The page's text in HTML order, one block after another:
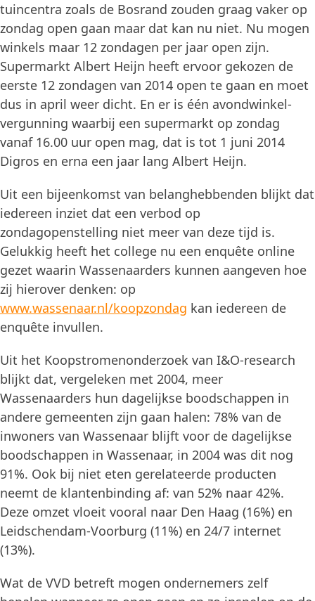
tuincentra zoals de Bosrand zouden graag vaker op
zondag open gaan maar dat kan nu niet. Nu mogen
winkels maar 12 zondagen per jaar open zijn.
Supermarkt Albert Heijn heeft ervoor gekozen de
eerste 12 zondagen van 2014 open te gaan en moet
dus in april weer dicht. En er is één avondwinkel-
vergunning waarbij een supermarkt op zondag
vanaf 16.00 uur open mag, dat is tot 1 juni 2014
Digros en erna een jaar lang Albert Heijn.
Uit een bijeenkomst van belanghebbenden blijkt dat
iedereen inziet dat een verbod op
zondagopenstelling niet meer van deze tijd is.
Gelukkig heeft het college nu een enquête online
gezet waarin Wassenaarders kunnen aangeven hoe
zij hierover denken: op
www.wassenaar.nl/koopzondag kan iedereen de
enquête invullen.
Uit het Koopstromenonderzoek van I&O-research
blijkt dat, vergeleken met 2004, meer
Wassenaarders hun dagelijkse boodschappen in
andere gemeenten zijn gaan halen: 78% van de
inwoners van Wassenaar blijft voor de dagelijkse
boodschappen in Wassenaar, in 2004 was dit nog
91%. Ook bij niet eten gerelateerde producten
neemt de klantenbinding af: van 52% naar 42%.
Deze omzet vloeit vooral naar Den Haag (16%) en
Leidschendam-Voorburg (11%) en 24/7 internet
(13%).
Wat de VVD betreft mogen ondernemers zelf